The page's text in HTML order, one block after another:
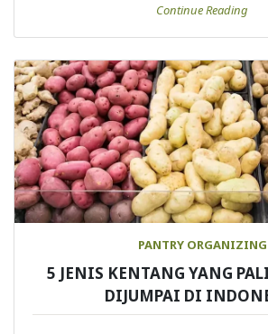
Continue Reading
PANTRY ORGANIZING
5 JENIS KENTANG YANG
DIJUMPAI DI